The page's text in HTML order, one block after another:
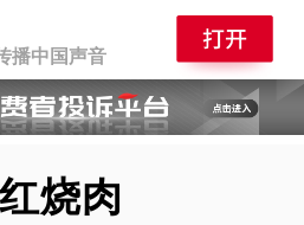
播中国声音
烧肉